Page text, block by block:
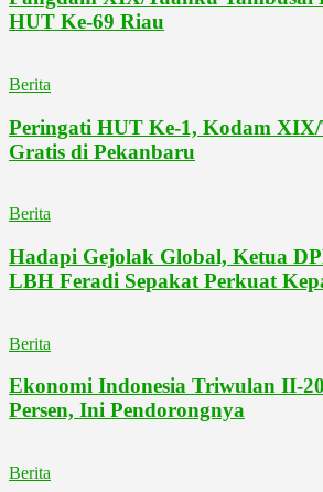
HUT Ke-69 Riau
Berita
Peringati HUT Ke-1, Kodam
Gratis di Pekanbaru
Berita
Hadapi Gejolak Global, Ketua
LBH Feradi Sepakat Perkuat
Berita
Ekonomi Indonesia Triwulan II-
Persen, Ini Pendorongnya
Berita